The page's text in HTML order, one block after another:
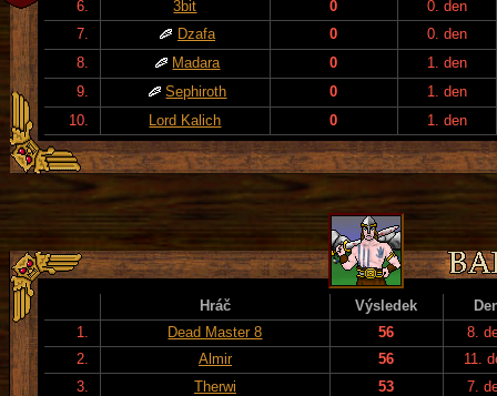
6.
3bit 0
0. den
7.
Dzafa 0
0. den
8.
Madara 0
1. den
9.
Sephiroth 0
1. den
10.
Lord Kalich 0 1. den
Hráč Výsledek
1.
Dead Master 8 56
8.
2.
Almir 56
11.
3.
Therwi 53
7.